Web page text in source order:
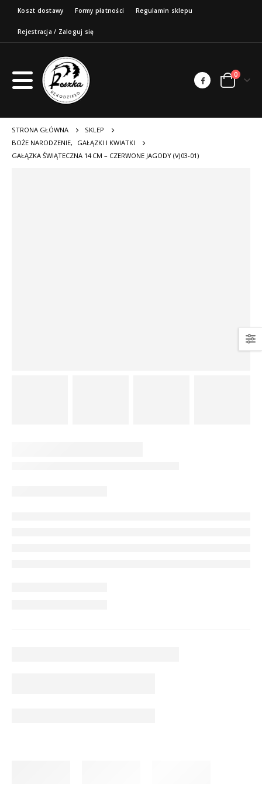
Koszt dostawy Formy płatności Regulamin sklepu
Rejestracja / Zaloguj się
0
STRONA GŁÓWNA
SKLEP
BOŻE NARODZENIE,
GAŁĄZKI I KWIATKI
GAŁĄZKA ŚWIĄTECZNA 14 CM – CZERWONE JAGODY (VJ03-01)